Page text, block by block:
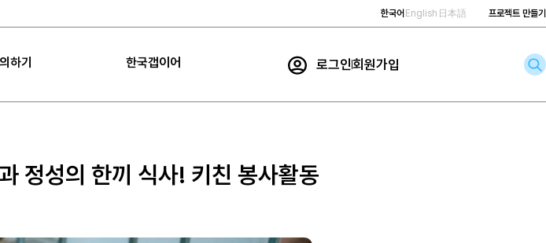
한국어 English 日本語 프로젝트 만들기
하기 한국갭이어 로그인회원가입
Search
사항
임팩트
정성의 한끼 식사! 키친 봉사활동